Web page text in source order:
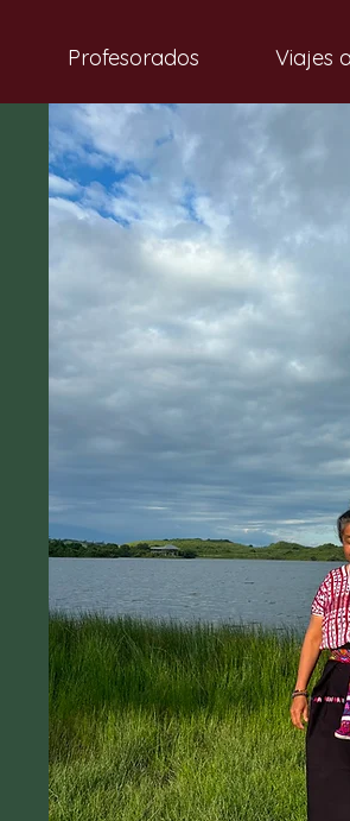
Profesorados Viajes